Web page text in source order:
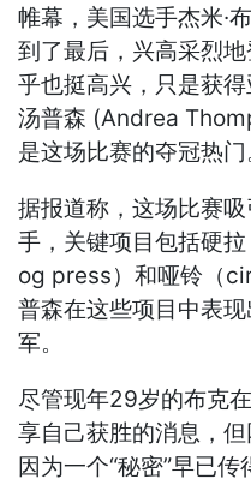
帷幕，美国选手杰米·
到了最后，兴高采烈
乎也挺高兴，只是获
汤普森 (Andrea
是这场比赛的夺冠热门
据报道称，这场比赛
手，关键项目包括硬
og press）和哑铃（
普森在这些项目中表
军。
尽管现年29岁的布克
享自己获胜的消息，
因为一个“秘密”早已